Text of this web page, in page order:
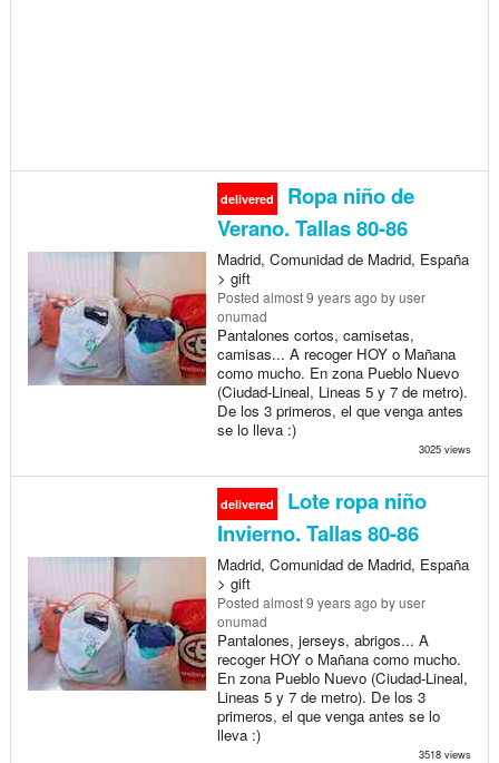
delivered
Ropa niño de
Verano. Tallas 80-86
Madrid, Comunidad de Madrid, España
> gift
Posted almost 9 years ago by user
onumad
Pantalones cortos, camisetas,
camisas... A recoger HOY o Mañana
como mucho. En zona Pueblo Nuevo
(Ciudad-Lineal, Lineas 5 y 7 de metro).
De los 3 primeros, el que venga antes
se lo lleva :)
3025 views
delivered
Lote ropa niño
Invierno. Tallas 80-86
Madrid, Comunidad de Madrid, España
> gift
Posted almost 9 years ago by user
onumad
Pantalones, jerseys, abrigos... A
recoger HOY o Mañana como mucho.
En zona Pueblo Nuevo (Ciudad-Lineal,
Lineas 5 y 7 de metro). De los 3
primeros, el que venga antes se lo
lleva :)
3518 views